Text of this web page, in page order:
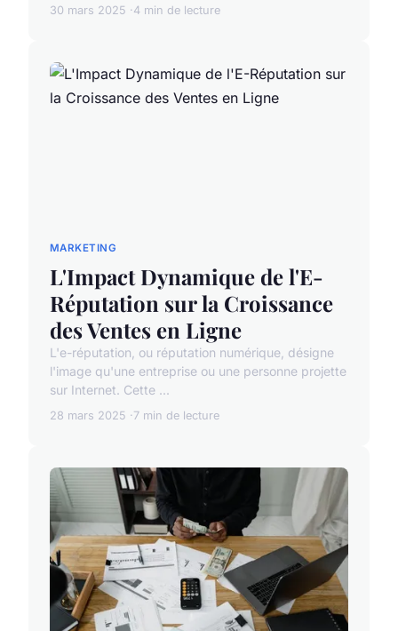
30 mars 2025 4 min de lecture
MARKETING
L'Impact Dynamique de l'E-
Réputation sur la Croissance
des Ventes en Ligne
L'e-réputation, ou réputation numérique, désigne
l'image qu'une entreprise ou une personne projette
sur Internet. Cette ...
28 mars 2025 7 min de lecture